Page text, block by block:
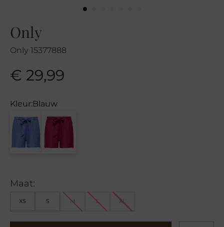
Only
Only 15377888
€ 29,99
Kleur:Blauw
Maat:
XS S M L XL